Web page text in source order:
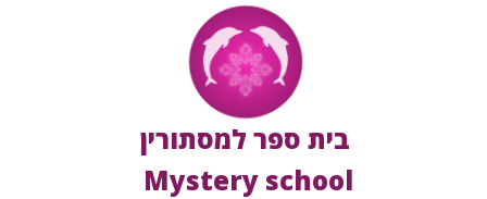
בית ספר למסתורין
Mystery school